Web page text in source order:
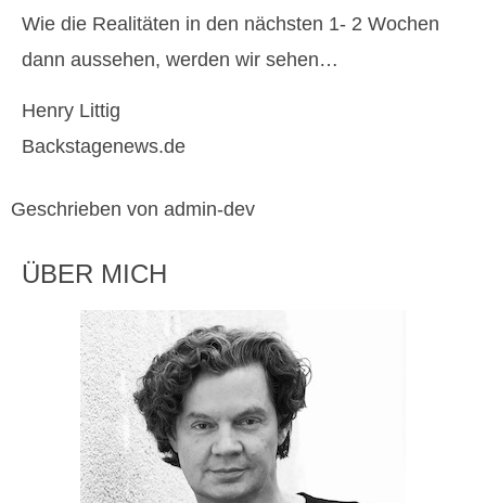
Wie die Realitäten in den nächsten 1- 2 Wochen
dann aussehen, werden wir sehen…
Henry Littig
Backstagenews.de
Geschrieben von admin-dev
ÜBER MICH